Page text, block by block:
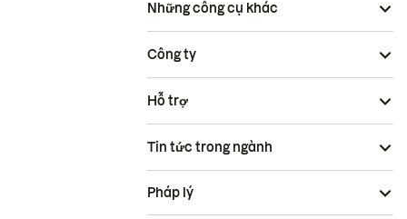
Những công cụ khác
Công ty
Hỗ trợ
Tin tức trong ngành
Pháp lý